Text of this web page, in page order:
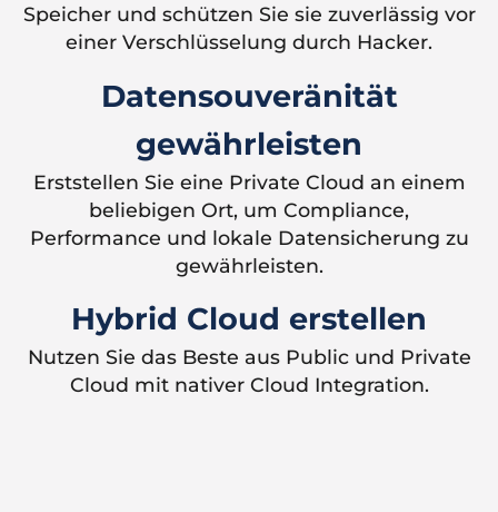
Speicher und schützen Sie sie zuverlässig vor
einer Verschlüsselung durch Hacker.
Datensouveränität
gewährleisten
Erststellen Sie eine Private Cloud an einem
beliebigen Ort, um Compliance,
Performance und lokale Datensicherung zu
gewährleisten.
Hybrid Cloud erstellen
Nutzen Sie das Beste aus Public und Private
Cloud mit nativer Cloud Integration.